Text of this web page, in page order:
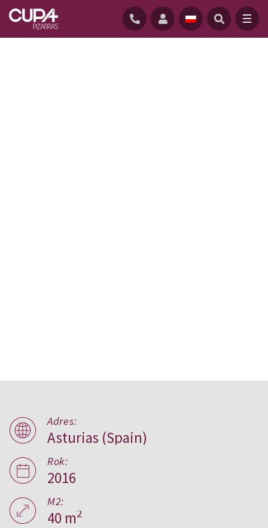
B home,
Asturias
Adres:
Asturias (Spain)
Rok:
2016
M2:
40 m2